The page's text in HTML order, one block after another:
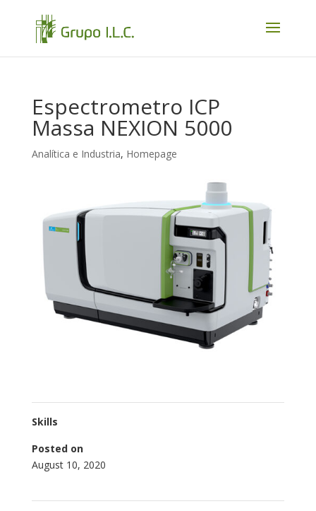
Espectrometro ICP
Massa NEXION 5000
Analítica e Industria, Homepage
Skills
Posted on
August 10, 2020